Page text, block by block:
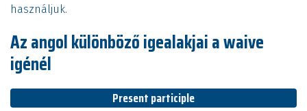
használjuk.
Az angol különböző igealakjai a waive
igénél
Present participle